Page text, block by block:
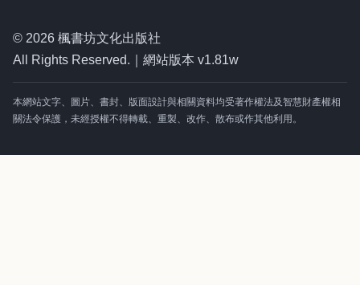
© 2026 楓書坊文化出版社
All Rights Reserved.｜網站版本 v1.81w
本網站文字、圖片、書封、版面設計與相關資料均受著作權法及智慧財產權相
關法令保護，未經授權不得轉載、重製、改作、散布或作其他利用。